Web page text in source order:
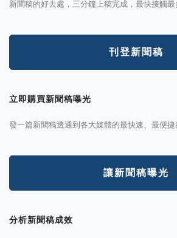
新聞稿的好去處，三分鐘上稿完成，最快接觸最
刊登新聞稿
立即購買新聞稿曝光
發一篇新聞稿透通到各大媒體的最快速、最便捷
讓新聞稿曝光
分析新聞稿成效